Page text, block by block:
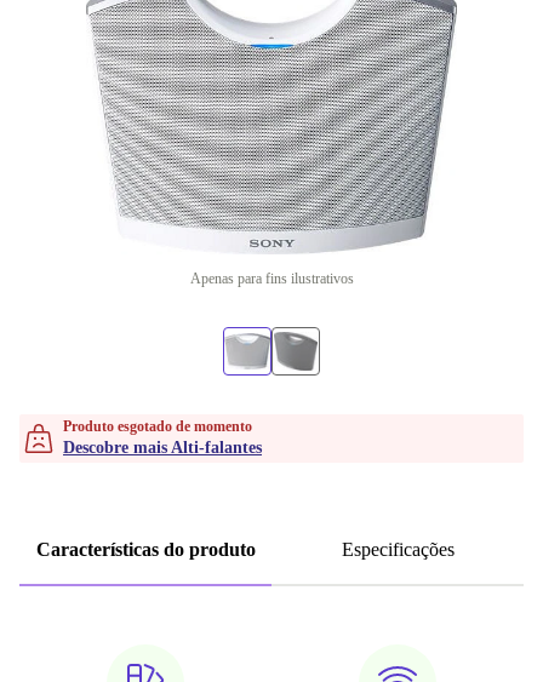
Apenas para fins ilustrativos
Produto esgotado de momento
Descobre mais Alti-falantes
Características do produto Especificações